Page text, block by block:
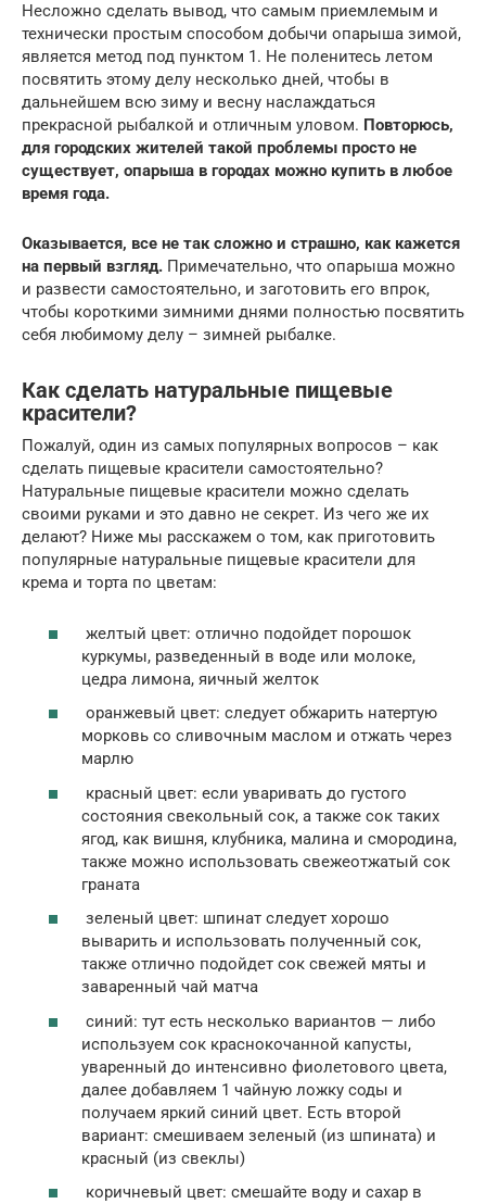
Несложно сделать вывод, что самым приемлемым и
технически простым способом добычи опарыша зимой,
является метод под пунктом 1. Не поленитесь летом
посвятить этому делу несколько дней, чтобы в
дальнейшем всю зиму и весну наслаждаться
прекрасной рыбалкой и отличным уловом. Повторюсь,
для городских жителей такой проблемы просто не
существует, опарыша в городах можно купить в любое
время года.
Оказывается, все не так сложно и страшно, как кажется
на первый взгляд. Примечательно, что опарыша можно
и развести самостоятельно, и заготовить его впрок,
чтобы короткими зимними днями полностью посвятить
себя любимому делу – зимней рыбалке.
Как сделать натуральные пищевые
красители?
Пожалуй, один из самых популярных вопросов – как
сделать пищевые красители самостоятельно?
Натуральные пищевые красители можно сделать
своими руками и это давно не секрет. Из чего же их
делают? Ниже мы расскажем о том, как приготовить
популярные натуральные пищевые красители для
крема и торта по цветам:
желтый цвет: отлично подойдет порошок
куркумы, разведенный в воде или молоке,
цедра лимона, яичный желток
оранжевый цвет: следует обжарить натертую
морковь со сливочным маслом и отжать через
марлю
красный цвет: если уваривать до густого
состояния свекольный сок, а также сок таких
ягод, как вишня, клубника, малина и смородина,
также можно использовать свежеотжатый сок
граната
зеленый цвет: шпинат следует хорошо
выварить и использовать полученный сок,
также отлично подойдет сок свежей мяты и
заваренный чай матча
синий: тут есть несколько вариантов — либо
используем сок краснокочанной капусты,
уваренный до интенсивно фиолетового цвета,
далее добавляем 1 чайную ложку соды и
получаем яркий синий цвет. Есть второй
вариант: смешиваем зеленый (из шпината) и
красный (из свеклы)
коричневый цвет: смешайте воду и сахар в